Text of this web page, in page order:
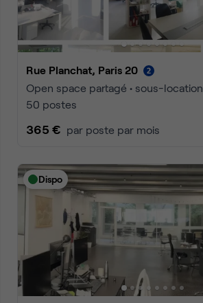
Rue Planchat, Paris 20
Open space partagé • sous-location
50 postes
365 € par poste par mois
Dispo